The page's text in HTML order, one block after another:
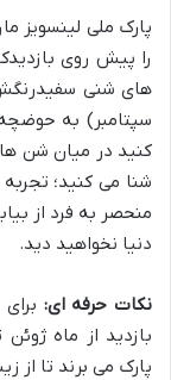
پارک ملی لینسویز
را پیش روی
های شنی
سپتامبر) به
کنید در میان شن
شنا می کنید؛
منحصر به فرد از
دنیا نخواهید دید.
نکات حرفه ای:
بازدید از ماه
پارک می برند تا از